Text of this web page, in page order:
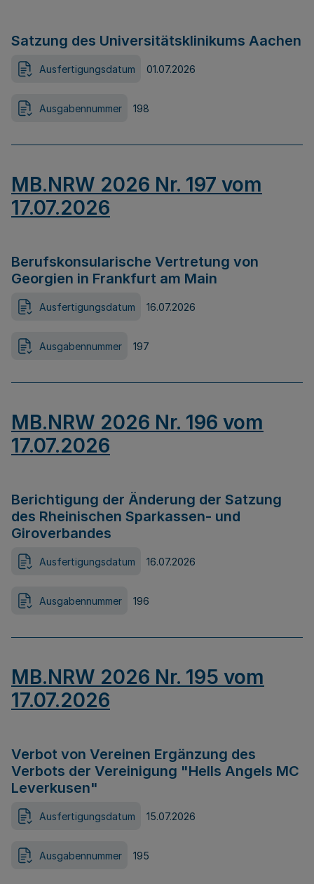
Satzung des Universitätsklinikums Aachen
Ausfertigungsdatum 01.07.2026
Ausgabennummer 198
MB.NRW 2026 Nr. 197 vom
17.07.2026
Berufskonsularische Vertretung von
Georgien in Frankfurt am Main
Ausfertigungsdatum 16.07.2026
Ausgabennummer 197
MB.NRW 2026 Nr. 196 vom
17.07.2026
Berichtigung der Änderung der Satzung
des Rheinischen Sparkassen- und
Giroverbandes
Ausfertigungsdatum 16.07.2026
Ausgabennummer 196
MB.NRW 2026 Nr. 195 vom
17.07.2026
Verbot von Vereinen Ergänzung des
Verbots der Vereinigung "Hells Angels MC
Leverkusen"
Ausfertigungsdatum 15.07.2026
Ausgabennummer 195